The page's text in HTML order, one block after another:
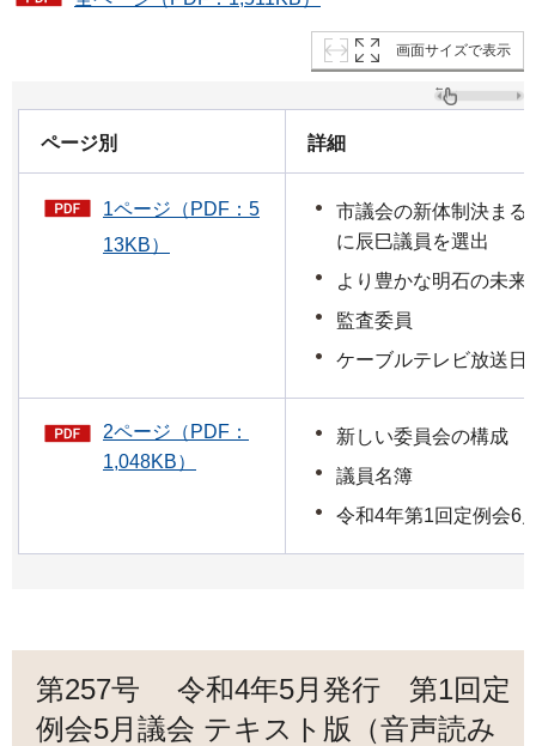
画面サイズで表示
ページ別 詳細
1ページ（PDF：5
13KB）
市議会の新体制決ま
に辰巳議員を選出
より豊かな明石の未来
監査委員
ケーブルテレビ放送日
2ページ（PDF：
1,048KB）
新しい委員会の構成
議員名簿
令和4年第1回定例会6
第257号 令和4年5月発行 第1回定
例会5月議会 テキスト版（音声読み